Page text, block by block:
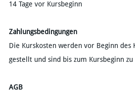
14 Tage vor Kursbeginn
Zahlungsbedingungen
​​Die Kurskosten werden vor Beginn des
gestellt und sind bis zum Kursbeginn zu
AGB